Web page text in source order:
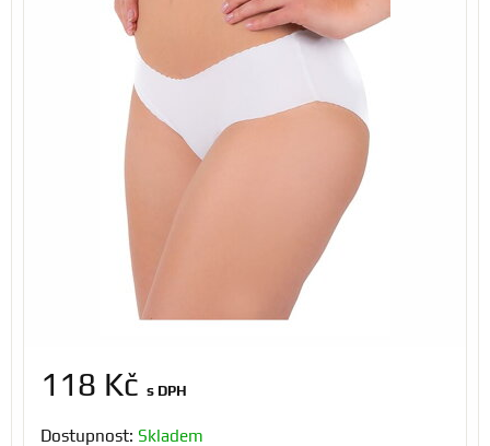
118 Kč s DPH
Dostupnost: Skladem